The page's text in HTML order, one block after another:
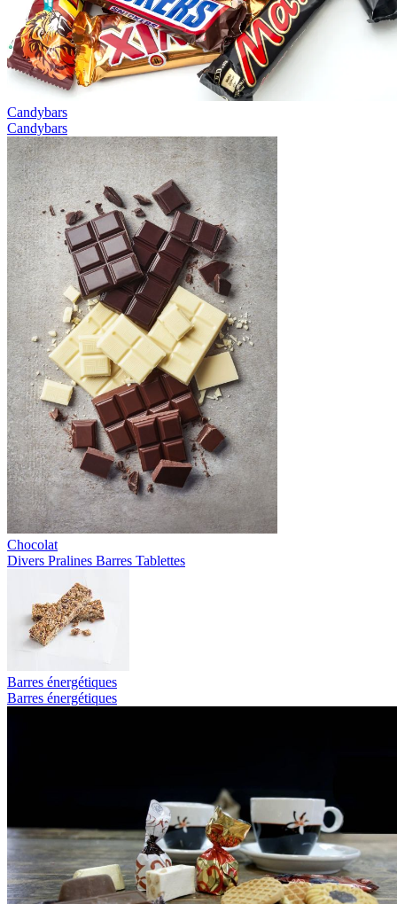
Candybars
Candybars
Chocolat
Divers Pralines Barres Tablettes
Barres énergétiques
Barres énergétiques